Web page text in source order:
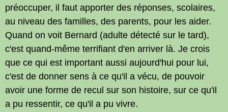
préoccuper, il faut apporter des réponses, scolaires,
au niveau des familles, des parents, pour les aider.
Quand on voit Bernard (adulte détecté sur le tard),
c'est quand-même terrifiant d'en arriver là. Je crois
que ce qui est important aussi aujourd'hui pour lui,
c'est de donner sens à ce qu'il a vécu, de pouvoir
avoir une forme de recul sur son histoire, sur ce qu'il
a pu ressentir, ce qu'il a pu vivre.